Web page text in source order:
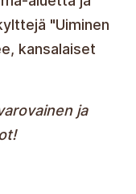
"Uiminen
kansalaiset
ja